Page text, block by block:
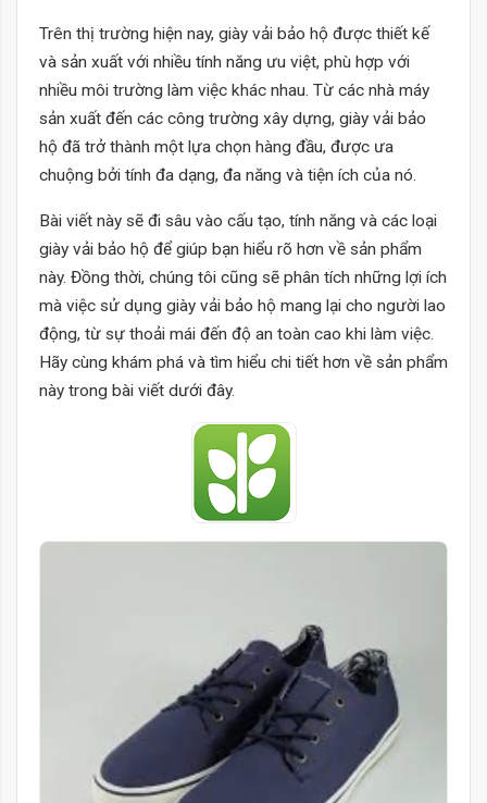
Trên thị trường hiện nay, giày vải bảo hộ được thiết kế
và sản xuất với nhiều tính năng ưu việt, phù hợp với
nhiều môi trường làm việc khác nhau. Từ các nhà máy
sản xuất đến các công trường xây dựng, giày vải bảo
hộ đã trở thành một lựa chọn hàng đầu, được ưa
chuộng bởi tính đa dạng, đa năng và tiện ích của nó.
Bài viết này sẽ đi sâu vào cấu tạo, tính năng và các loại
giày vải bảo hộ để giúp bạn hiểu rõ hơn về sản phẩm
này. Đồng thời, chúng tôi cũng sẽ phân tích những lợi ích
mà việc sử dụng giày vải bảo hộ mang lại cho người lao
động, từ sự thoải mái đến độ an toàn cao khi làm việc.
Hãy cùng khám phá và tìm hiểu chi tiết hơn về sản phẩm
này trong bài viết dưới đây.